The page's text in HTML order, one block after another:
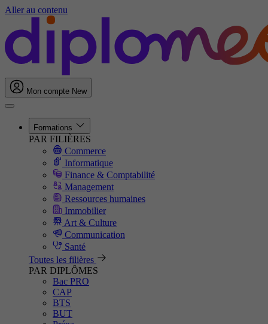
Aller au contenu
Mon compte New
Formations
PAR FILIÈRES
Commerce
Informatique
Finance & Comptabilité
Management
Ressources humaines
Immobilier
Art & Culture
Communication
Santé
Toutes les filières
PAR DIPLÔMES
Bac PRO
CAP
BTS
BUT